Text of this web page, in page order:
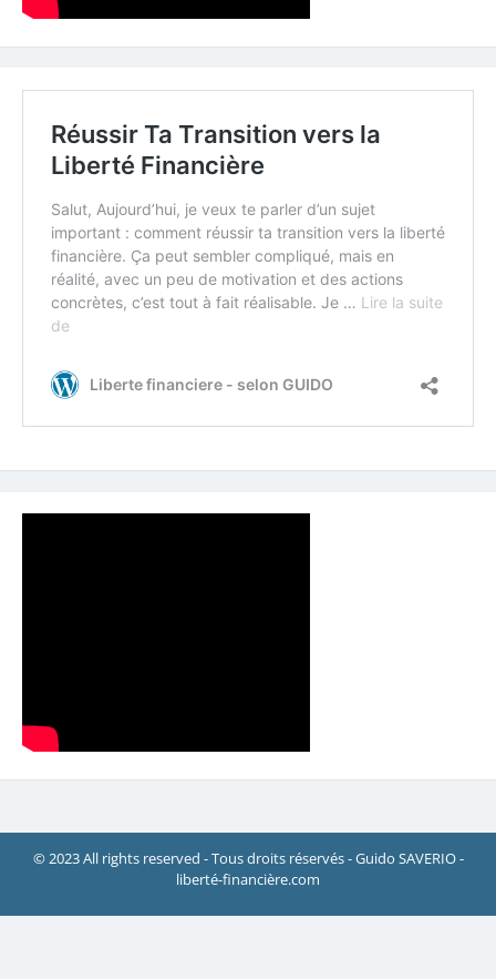
© 2023 All rights reserved - Tous droits réservés - Guido SAVERIO -
liberté-financière.com